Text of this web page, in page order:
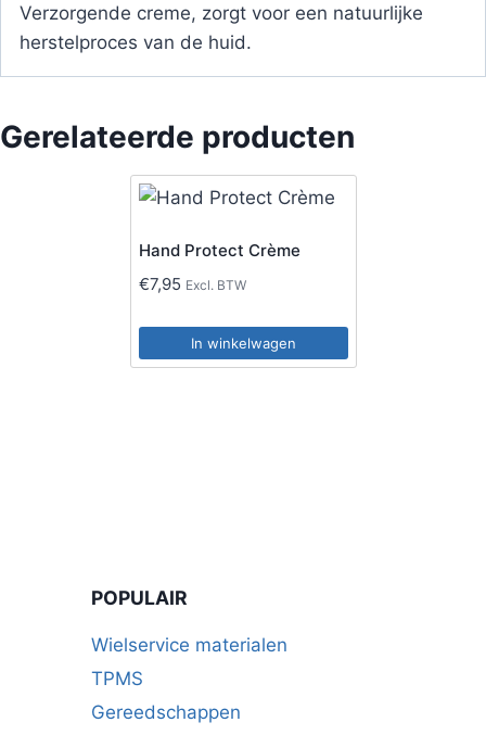
Verzorgende creme, zorgt voor een natuurlijke
herstelproces van de huid.
Gerelateerde producten
Hand Protect Crème
€7,95 Excl. BTW
In winkelwagen
POPULAIR
Wielservice materialen
TPMS
Gereedschappen